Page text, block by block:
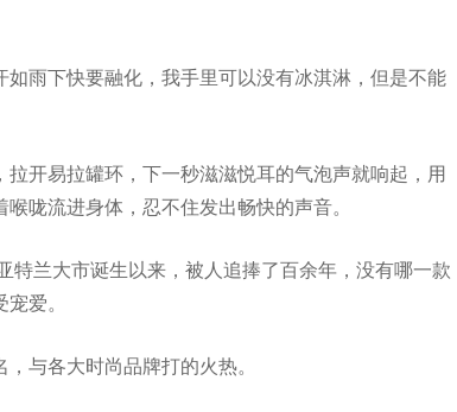
雨下快要融化，我手里可以没有冰淇淋，但是不能
开易拉罐环，下一秒滋滋悦耳的气泡声就响起，用
咙流进身体，忍不住发出畅快的声音。
特兰大市诞生以来，被人追捧了百余年，没有哪一款
爱。
与各大时尚品牌打的火热。